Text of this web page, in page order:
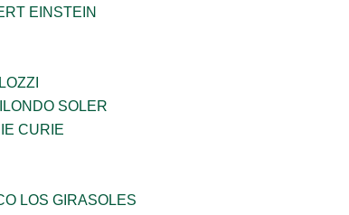
EINSTEIN
SOLER
CURIE
LOS GIRASOLES